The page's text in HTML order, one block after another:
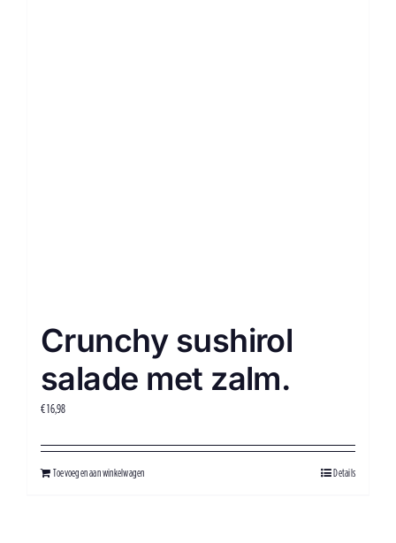
Crunchy sushirol
salade met zalm.
€16,98
Toevoegen aan winkelwagen Details